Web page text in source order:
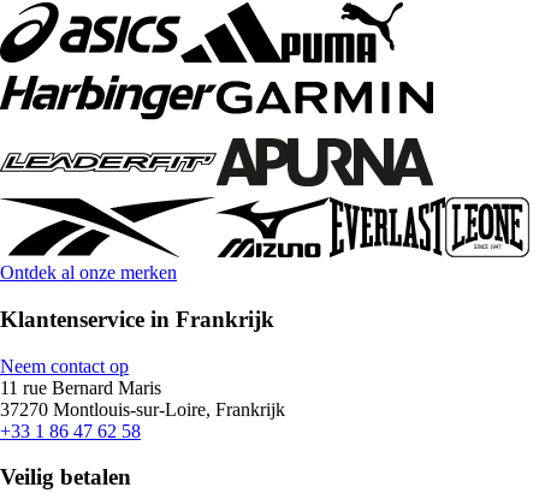
Ontdek al onze merken
Klantenservice in Frankrijk
Neem contact op
11 rue Bernard Maris
37270 Montlouis-sur-Loire, Frankrijk
+33 1 86 47 62 58
Veilig betalen